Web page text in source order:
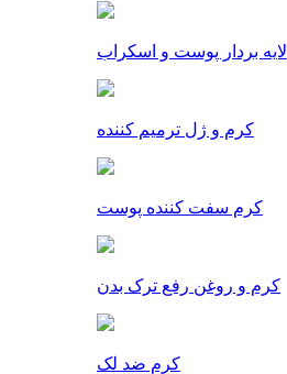
لایه بردار پوست و اسکراب
کرم و ژل ترمیم کننده
کرم سفت کننده پوست
کرم و روغن رفع ترک بدن
کرم ضد لک